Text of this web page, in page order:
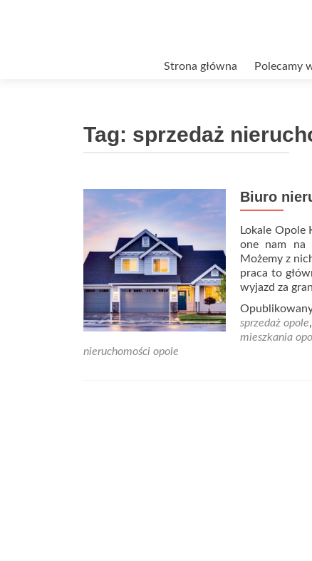
Strona główna Polecamy
Tag: sprzedaż
Biuro
Lokale Opole
one nam na
Możemy z
praca to
wyjazd za
sprzedaż opole,
mieszkania
nieruchomości opole